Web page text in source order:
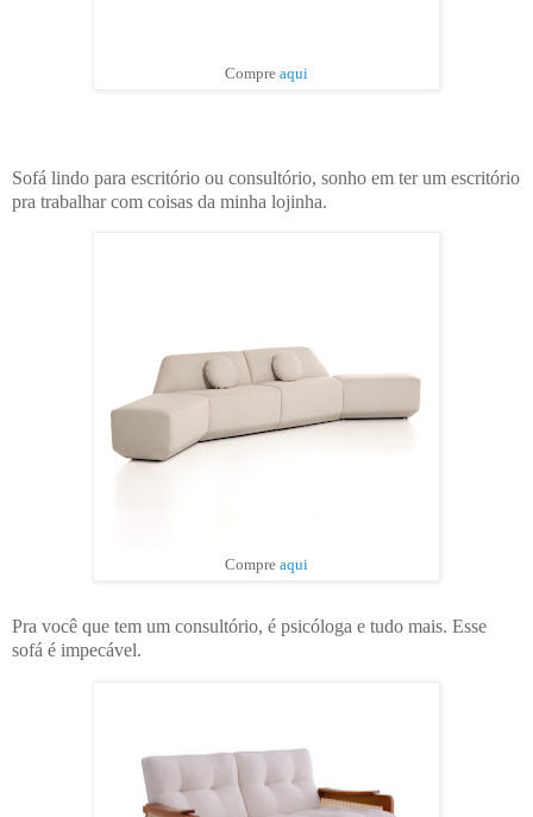
Compre aqui
Sofá lindo para escritório ou consultório, sonho em ter um escritório
pra trabalhar com coisas da minha lojinha.
Compre aqui
Pra você que tem um consultório, é psicóloga e tudo mais. Esse
sofá é impecável.